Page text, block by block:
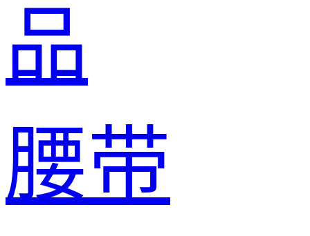
品
腰带